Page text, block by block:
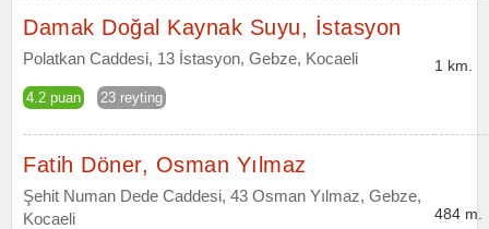
Damak Doğal Kaynak Suyu, İstasyon
Polatkan Caddesi, 13 İstasyon, Gebze, Kocaeli
4.2 puan 23 reyting
1 km.
Fatih Döner, Osman Yılmaz
Şehit Numan Dede Caddesi, 43 Osman Yılmaz, Gebze,
Kocaeli
484 m.